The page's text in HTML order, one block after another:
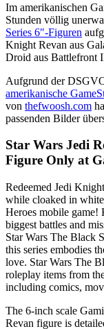
Im amerikanischen
Stunden völlig
Series 6″-Figuren
Knight Revan aus
Droid aus Battlefront
Aufgrund der
amerikanische
von thefwoosh.com
passenden Bilder
Star Wars Jedi
Figure Only at
Redeemed Jedi
while cloaked in
Heroes mobile game!
biggest battles and
Star Wars The Black
this series embodies
love. Star Wars The
roleplay items from
including comics,
The 6-inch scale
Revan figure is